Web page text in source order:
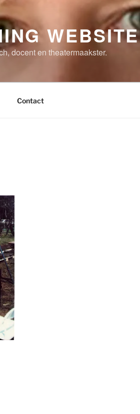
WEBSITE
docent en theatermaakster.
Contact